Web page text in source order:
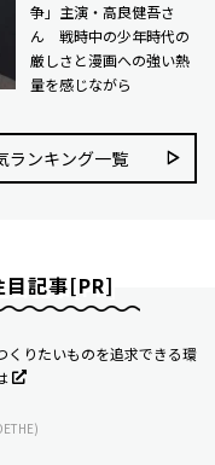
争」主演・高良健吾さ
ん 戦時中の少年時代の
厳しさと漫画への強い熱
量を感じながら
ランキング⼀覧
目記事[PR]
くりたいものを追求できる環